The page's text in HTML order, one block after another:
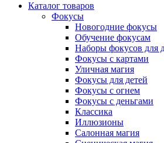
Каталог товаров
Фокусы
Новогодние фокусы
Обучение фокусам
Наборы фокусов для
Фокусы с картами
Уличная магия
Фокусы для детей
Фокусы с огнем
Фокусы с деньгами
Классика
Иллюзионы
Салонная магия